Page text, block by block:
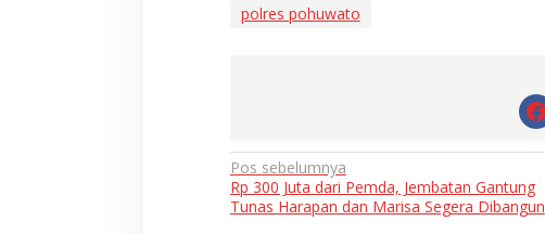
polres pohuwato
Navigasi
pos
Pos sebelumnya
Rp 300 Juta dari Pemda, Jembatan Gantung
Tunas Harapan dan Marisa Segera Dibangun